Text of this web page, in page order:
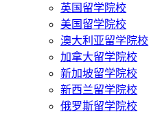
英国留学院校
美国留学院校
澳大利亚留学院校
加拿大留学院校
新加坡留学院校
新西兰留学院校
俄罗斯留学院校